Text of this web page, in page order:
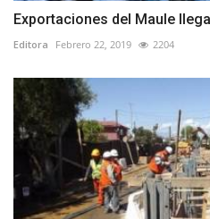
Exportaciones del Maule
Editora Febrero 22, 2019 2204